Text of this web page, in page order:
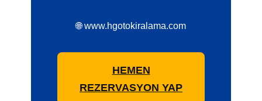
🌐 www.hgotokiralama.com
HEMEN
REZERVASYON YAP